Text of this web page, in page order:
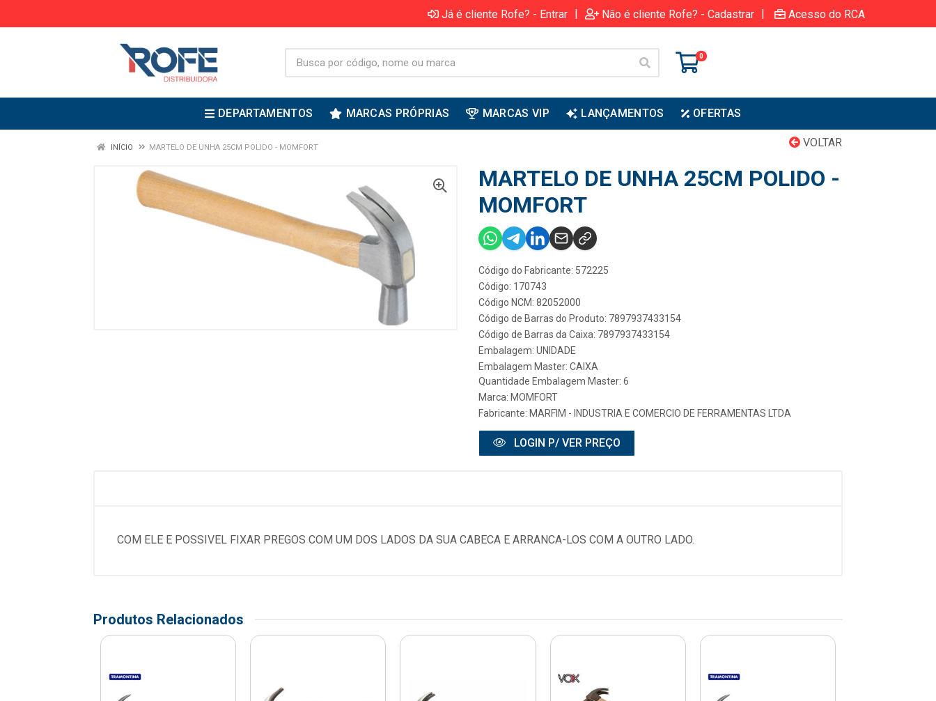
Já é cliente Rofe? - Entrar | Não é cliente Rofe? - Cadastrar | Acesso do RCA
0
DEPARTAMENTOS MARCAS PRÓPRIAS MARCAS VIP LANÇAMENTOS OFERTAS
VOLTAR
INÍCIO MARTELO DE UNHA 25CM POLIDO - MOMFORT
MARTELO DE UNHA 25CM POLIDO -
MOMFORT
Código do Fabricante: 572225
Código: 170743
Código NCM: 82052000
Código de Barras do Produto: 7897937433154
Código de Barras da Caixa: 7897937433154
Embalagem: UNIDADE
Embalagem Master: CAIXA
Quantidade Embalagem Master: 6
Marca: MOMFORT
Fabricante: MARFIM - INDUSTRIA E COMERCIO DE FERRAMENTAS LTDA
LOGIN P/ VER PREÇO
COM ELE E POSSIVEL FIXAR PREGOS COM UM DOS LADOS DA SUA CABECA E ARRANCA-LOS COM A OUTRO LADO.
Produtos Relacionados